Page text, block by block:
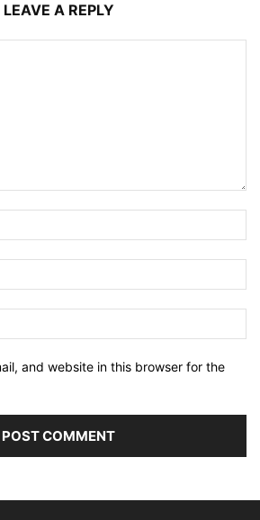
LEAVE A REPLY
and website in this browser for the